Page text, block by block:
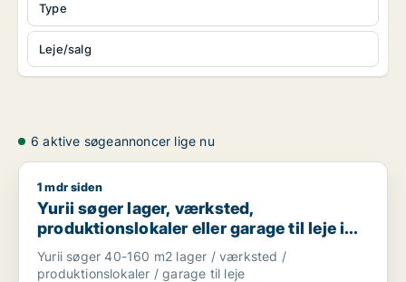
Type
Leje/salg
6 aktive søgeannoncer lige nu
Yurii søger lager, værksted, produktionslokaler eller garage
1 mdr siden
Yurii søger lager, værksted,
produktionslokaler eller garage til leje i
Region Sjælland
Yurii søger 40-160 m2 lager / værksted /
produktionslokaler / garage til leje